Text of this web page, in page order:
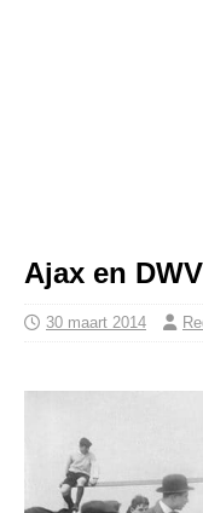
Ajax en DWV
30 maart 2014